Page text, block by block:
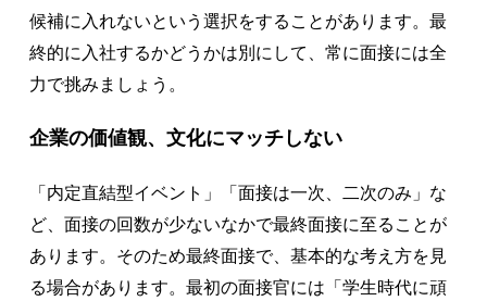
候補に入れないという選択をすることがあります。最
終的に入社するかどうかは別にして、常に面接には全
力で挑みましょう。
企業の価値観、文化にマッチしない
「内定直結型イベント」「面接は一次、二次のみ」な
ど、面接の回数が少ないなかで最終面接に至ることが
あります。そのため最終面接で、基本的な考え方を見
る場合があります。最初の面接官には「学生時代に頑